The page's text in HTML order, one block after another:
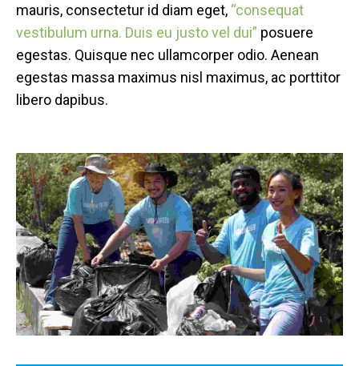
mauris, consectetur id diam eget, “consequat
vestibulum urna. Duis eu justo vel dui” posuere
egestas. Quisque nec ullamcorper odio. Aenean
egestas massa maximus nisl maximus, ac porttitor
libero dapibus.